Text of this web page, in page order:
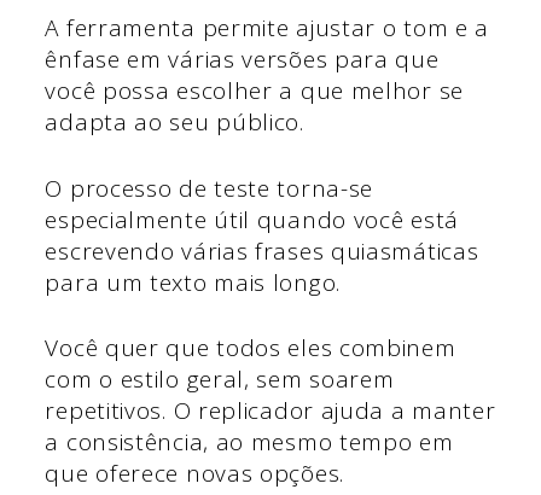
A ferramenta permite ajustar o tom e a
ênfase em várias versões para que
você possa escolher a que melhor se
adapta ao seu público.
O processo de teste torna-se
especialmente útil quando você está
escrevendo várias frases quiasmáticas
para um texto mais longo.
Você quer que todos eles combinem
com o estilo geral, sem soarem
repetitivos. O replicador ajuda a manter
a consistência, ao mesmo tempo em
que oferece novas opções.